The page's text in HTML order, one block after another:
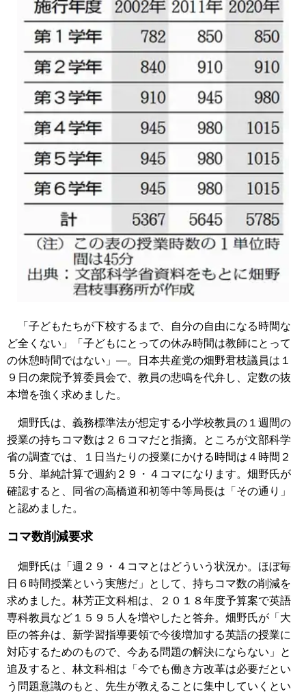
「子どもたちが下校するまで、自分の自由になる時間な
ど全くない」「子どもにとっての休み時間は教師にとって
の休憩時間ではない」―。日本共産党の畑野君枝議員は１
９日の衆院予算委員会で、教員の悲鳴を代弁し、定数の抜
本増を強く求めました。
畑野氏は、義務標準法が想定する小学校教員の１週間の
授業の持ちコマ数は２６コマだと指摘。ところが文部科学
省の調査では、１日当たりの授業にかける時間は４時間２
５分、単純計算で週約２９・４コマになります。畑野氏が
確認すると、同省の高橋道和初等中等局長は「その通り」
と認めました。
コマ数削減要求
畑野氏は「週２９・４コマとはどういう状況か。ほぼ毎
日６時間授業という実態だ」として、持ちコマ数の削減を
求めました。林芳正文科相は、２０１８年度予算案で英語
専科教員など１５９５人を増やしたと答弁。畑野氏が「大
臣の答弁は、新学習指導要領で今後増加する英語の授業に
対応するためのもので、今ある問題の解決にならない」と
追及すると、林文科相は「今でも働き方改革は必要だとい
う問題意識のもと、先生が教えることに集中していくとい